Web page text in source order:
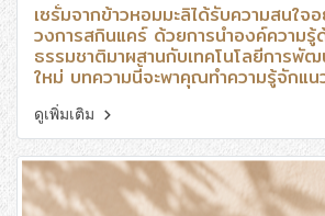
เซรั่มจากข้าวหอมมะลิได้รับความสนใจ
วงการสกินแคร์ ด้วยการนำองค์ความรู้
ธรรมชาติมาผสานกับเทคโนโลยีการ
ใหม่ บทความนี้จะพาคุณทำความรู้จักแน
เซลล์ข้าวหอมมะลิ ประโยชน์ของสารสกั
เลือกเซรั่มให้เหมาะกับการดูแลผิวในชีวิต
ดูเพิ่มเติม